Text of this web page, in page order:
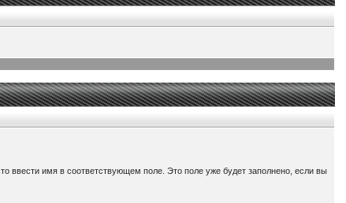
ввести имя в соответствующем поле. Это поле уже будет заполнено, если вы